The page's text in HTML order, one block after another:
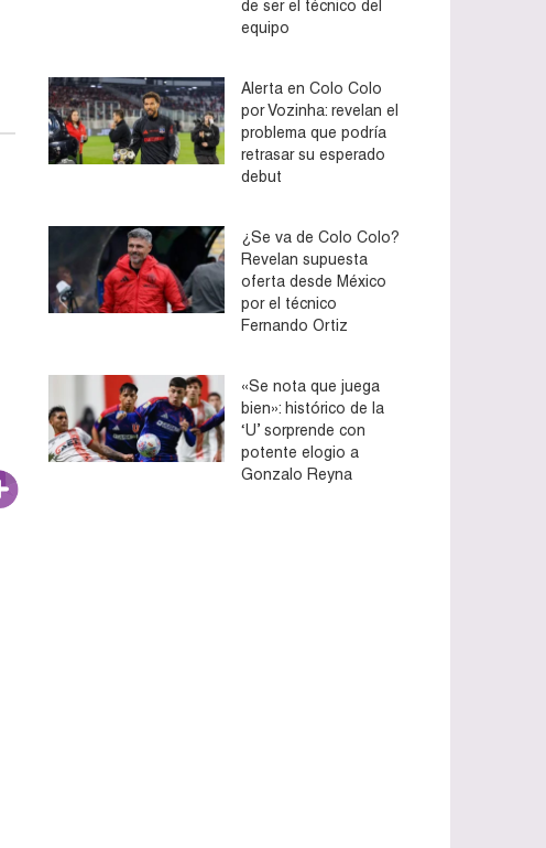
de ser el técnico del
equipo
Alerta en Colo Colo
por Vozinha: revelan el
problema que podría
retrasar su esperado
debut
¿Se va de Colo Colo?
Revelan supuesta
oferta desde México
por el técnico
Fernando Ortiz
«Se nota que juega
bien»: histórico de la
‘U’ sorprende con
potente elogio a
Gonzalo Reyna